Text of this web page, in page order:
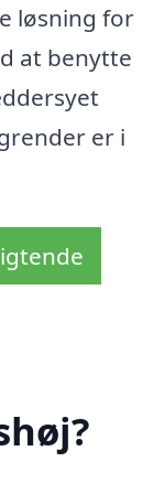
løsning for
at benytte
er i